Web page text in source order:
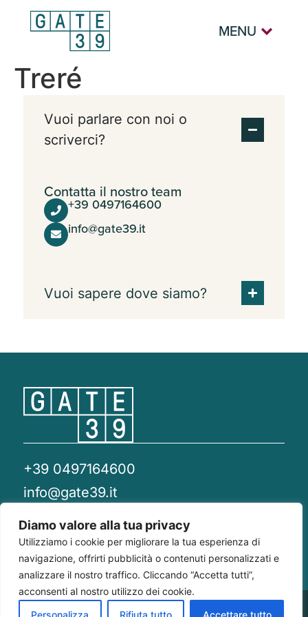
Diamo valore alla tua privacy
Utilizziamo i cookie per migliorare la tua esperienza di
navigazione, offrirti pubblicità o contenuti personalizzati e
analizzare il nostro traffico. Cliccando “Accetta tutti”,
acconsenti al nostro utilizzo dei cookie.
Personalizza
Rifiuta tutto Accettare tutto
MENU
Treré
Vuoi parlare con noi o
scriverci?
Contatta il nostro team
+39 0497164600
info@gate39.it
Vuoi sapere dove siamo?
+39 0497164600
info@gate39.it
gate39@pec.it
Privacy Policy Whistleblowing Compliance 231
Gate 39 Largo Francesco Richini, 2/A 20122 P.Iva/CF